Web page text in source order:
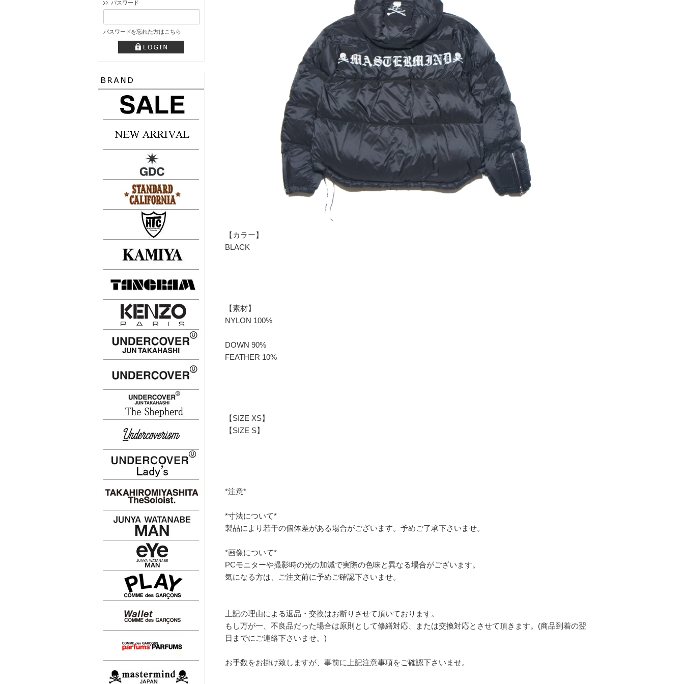
パスワード
パスワードを忘れた方はこちら
【カラー】
BLACK
【素材】
NYLON 100%
DOWN 90%
FEATHER 10%
【SIZE XS】
【SIZE S】
*注意*
*寸法について*
製品により若干の個体差がある場合がございます。予めご了承下さいませ。
*画像について*
PCモニターや撮影時の光の加減で実際の色味と異なる場合がございます。
気になる方は、ご注文前に予めご確認下さいませ。
上記の理由による返品・交換はお断りさせて頂いております。
もし万が一、不良品だった場合は原則として修繕対応、または交換対応とさせて頂きます。(商品到着の翌
日までにご連絡下さいませ。)
お手数をお掛け致しますが、事前に上記注意事項をご確認下さいませ。